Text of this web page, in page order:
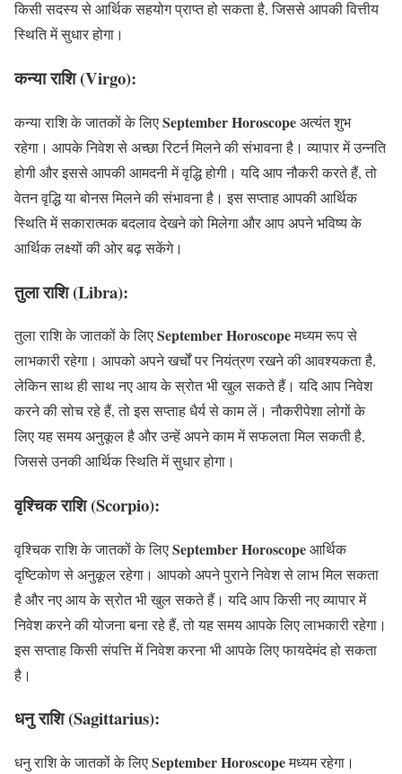
किसी सदस्य से आर्थिक सहयोग प्राप्त हो सकता है, जिससे आपकी वित्तीय
स्थिति में सुधार होगा।
कन्या राशि (Virgo):
कन्या राशि के जातकों के लिएSeptember Horoscopeअत्यंत शुभ
रहेगा। आपके निवेश से अच्छा रिटर्न मिलने की संभावना है। व्यापार में उन्नति
होगी और इससे आपकी आमदनी में वृद्धि होगी। यदि आप नौकरी करते हैं, तो
वेतन वृद्धि या बोनस मिलने की संभावना है। इस सप्ताह आपकी आर्थिक
स्थिति में सकारात्मक बदलाव देखने को मिलेगा और आप अपने भविष्य के
आर्थिक लक्ष्यों की ओर बढ़ सकेंगे।
तुला राशि (Libra):
तुला राशि के जातकों के लिएSeptember Horoscopeमध्यम रूप से
लाभकारी रहेगा। आपको अपने खर्चों पर नियंत्रण रखने की आवश्यकता है,
लेकिन साथ ही साथ नए आय के स्रोत भी खुल सकते हैं। यदि आप निवेश
करने की सोच रहे हैं, तो इस सप्ताह धैर्य से काम लें। नौकरीपेशा लोगों के
लिए यह समय अनुकूल है और उन्हें अपने काम में सफलता मिल सकती है,
जिससे उनकी आर्थिक स्थिति में सुधार होगा।
वृश्चिक राशि (Scorpio):
वृश्चिक राशि के जातकों के लिएSeptember Horoscopeआर्थिक
दृष्टिकोण से अनुकूल रहेगा। आपको अपने पुराने निवेश से लाभ मिल सकता
है और नए आय के स्रोत भी खुल सकते हैं। यदि आप किसी नए व्यापार में
निवेश करने की योजना बना रहे हैं, तो यह समय आपके लिए लाभकारी रहेगा।
इस सप्ताह किसी संपत्ति में निवेश करना भी आपके लिए फायदेमंद हो सकता
है।
धनु राशि (Sagittarius):
धनु राशि के जातकों के लिएSeptember Horoscopeमध्यम रहेगा।